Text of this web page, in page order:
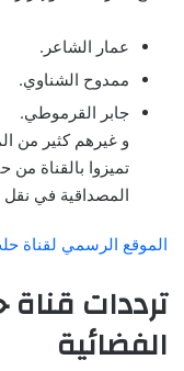
عمار الشاعر.
ممدوح الشناوي.
جابر القرموطي.
و غيرهم كثير من
تميزوا بالقناة
المصداقية في نقل
الموقع الرسمي لقناة
ترددات
الفضائية